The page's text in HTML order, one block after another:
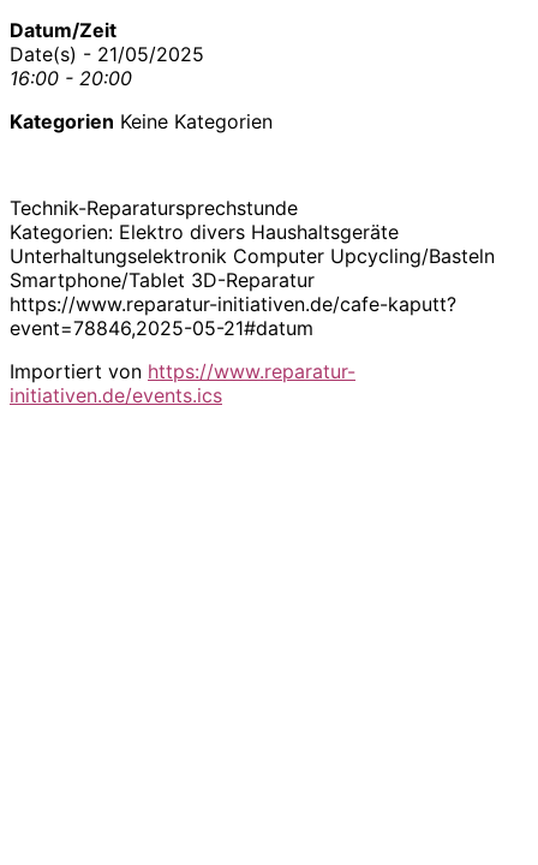
Datum/Zeit
Date(s) - 21/05/2025
16:00 - 20:00
Kategorien Keine Kategorien
Technik-Reparatursprechstunde
Kategorien: Elektro divers Haushaltsgeräte
Unterhaltungselektronik Computer Upcycling/Basteln
Smartphone/Tablet 3D-Reparatur
https://www.reparatur-initiativen.de/cafe-kaputt?
event=78846,2025-05-21#datum
Importiert von https://www.reparatur-
initiativen.de/events.ics